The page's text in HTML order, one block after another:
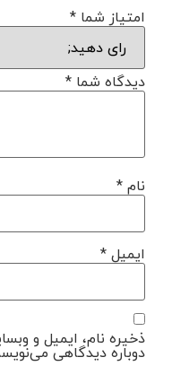
امتیاز شما *
دیدگاه شما *
نام*
ایمیل*
ذخیره نام، ایمیل و
دوباره دیدگاهی